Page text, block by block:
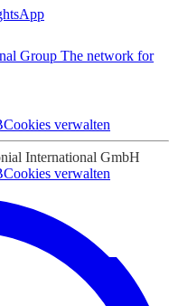
App
Group The network for
Cookies verwalten
International GmbH
Cookies verwalten